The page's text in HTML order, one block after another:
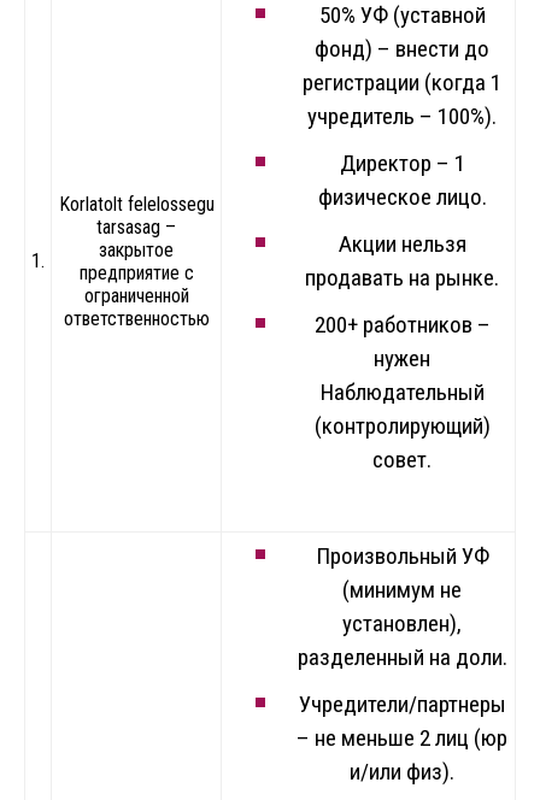
1.
Korlatolt felelossegu
tarsasag –
закрытое
предприятие с
ограниченной
ответственностью
50% УФ (уставной
фонд) – внести до
регистрации (когда 1
учредитель – 100%).
Директор – 1
физическое лицо.
Акции нельзя
продавать на рынке.
200+ работников –
нужен
Наблюдательный
(контролирующий)
совет.
Произвольный УФ
(минимум не
установлен),
разделенный на доли.
Учредители/партнеры
– не меньше 2 лиц (юр
и/или физ).